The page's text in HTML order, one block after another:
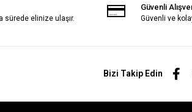
sürede elinize ulaşır.
Güvenli
Güvenli ve
Bizi Takip Edin